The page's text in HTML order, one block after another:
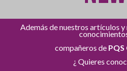
Además de nuestros artículos
compañeros de
¿ Quieres